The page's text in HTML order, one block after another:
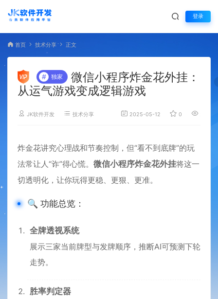
登录
首页 技术分享 正文
# 独家
微信小程序炸金花外挂：
从运气游戏变成逻辑游戏
JK软件开发 技术分享 2025-05-12 0
炸金花讲究心理战和节奏控制，但“看不到底牌”的玩
法常让人“诈”得心慌。 微信小程序炸金花外挂将这一
切透明化，让你玩得更稳、更狠、更准。
🔍 功能总览：
全牌透视系统
展示三家当前牌型与发牌顺序，推断AI可预测下轮
走势。
胜率判定器